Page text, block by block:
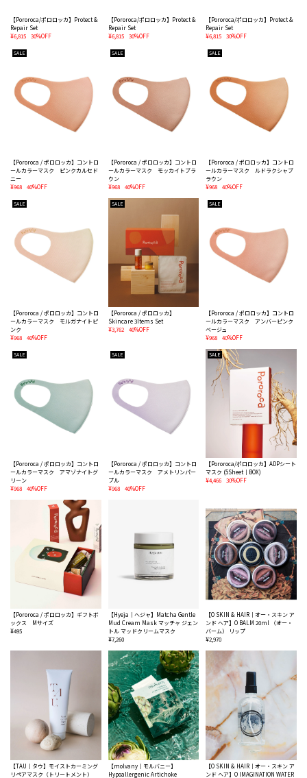
【Pororoca/ポロロッカ】Protect &
Repair Set
¥6,815
30%OFF
【Pororoca/ポロロッカ】Protect &
Repair Set
¥6,815
30%OFF
【Pororoca/ポロロッカ】Protect &
Repair Set
¥6,815
30%OFF
SALE
【Pororoca / ポロロッカ】コントロ
ールカラーマスク ピンクカルセド
ニー
¥968
40%OFF
SALE
【Pororoca / ポロロッカ】コントロ
ールカラーマスク モッカイトブラ
ウン
¥968
40%OFF
SALE
【Pororoca / ポロロッカ】コントロ
ールカラーマスク ルドラクシャブ
ラウン
¥968
40%OFF
SALE
【Pororoca / ポロロッカ】コントロ
ールカラーマスク モルガナイトピ
ンク
¥968
40%OFF
SALE
【Pororoca / ポロロッカ】
Skincare 3Items Set
¥3,762
40%OFF
SALE
【Pororoca / ポロロッカ】コントロ
ールカラーマスク アンバーピンク
ベージュ
¥968
40%OFF
SALE
【Pororoca / ポロロッカ】コントロ
ールカラーマスク アマゾナイトグ
リーン
¥968
40%OFF
SALE
【Pororoca / ポロロッカ】コントロ
ールカラーマスク アメトリンパー
プル
¥968
40%OFF
SALE
【Pororoca/ポロロッカ】ADPシート
マスク (5Sheet｜BOX)
¥4,466
30%OFF
【Pororoca / ポロロッカ】ギフトボ
ックス Mサイズ
¥495
【Hyeja｜ヘジャ】Matcha Gentle
Mud Cream Mask マッチャ ジェン
トル マッドクリームマスク
¥7,260
【O SKIN & HAIR｜オー・スキン ア
ンド ヘア】O BALM 20ml （オー・
バーム） リップ
¥2,970
【TAU｜タウ】モイストカーミング
リペアマスク（トリートメント）
【molvany｜モルバニー】
Hypoallergenic Artichoke
【O SKIN & HAIR｜オー・スキン ア
ンド ヘア】O IMAGINATION WATER